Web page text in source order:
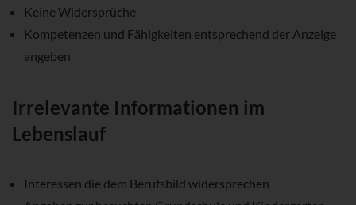
Keine Widersprüche
Kompetenzen und Fähigkeiten entsprechend der Anzeige
angeben
Irrelevante Informationen im
Lebenslauf
Interessen die dem Berufsbild widersprechen